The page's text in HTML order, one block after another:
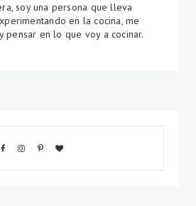
soy una persona que lleva
en la cocina, me
pensar en lo que voy a cocinar.